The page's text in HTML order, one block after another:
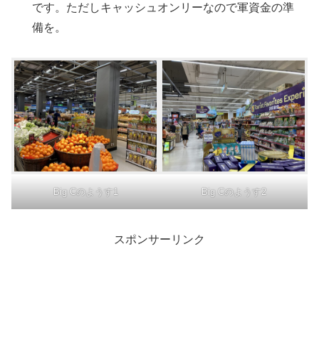
です。ただしキャッシュオンリーなので軍資金の準
備を。
Big Cのようす1 Big Cのようす2
スポンサーリンク